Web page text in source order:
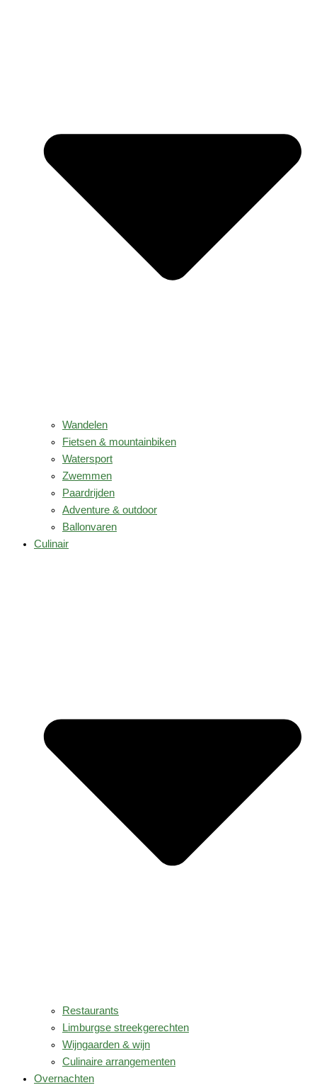
Wandelen
Fietsen & mountainbiken
Watersport
Zwemmen
Paardrijden
Adventure & outdoor
Ballonvaren
Culinair
Restaurants
Limburgse streekgerechten
Wijngaarden & wijn
Culinaire arrangementen
Overnachten